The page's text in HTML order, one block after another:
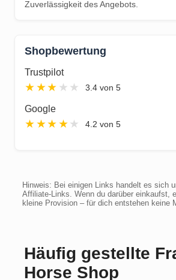
Zuverlässigkeit des Angebots.
Shopbewertung
Trustpilot
★★★ ★ ★ 3.4 von 5
Google
★★★★ ★ 4.2 von 5
Hinweis: Bei einigen Links handelt es sich
Affiliate-Links. Wenn du darüber einkaufst,
kleine Provision – für dich entstehen keine
Häufig gestellte
Horse Shop